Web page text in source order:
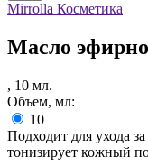
Mirrolla Косметика
Масло
, 10 мл.
Объем, мл:
10
Подходит для ухода
тонизирует кожный